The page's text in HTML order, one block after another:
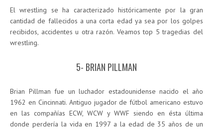
El wrestling se ha caracterizado históricamente por la gran
cantidad de fallecidos a una corta edad ya sea por los golpes
recibidos, accidentes u otra razón. Veamos top 5 tragedias del
wrestling.
5- BRIAN PILLMAN
Brian Pillman fue un luchador estadounidense nacido el año
1962 en Cincinnati. Antiguo jugador de fútbol americano estuvo
en las compañías ECW, WCW y WWF siendo en ésta última
donde perdería la vida en 1997 a la edad de 35 años de un